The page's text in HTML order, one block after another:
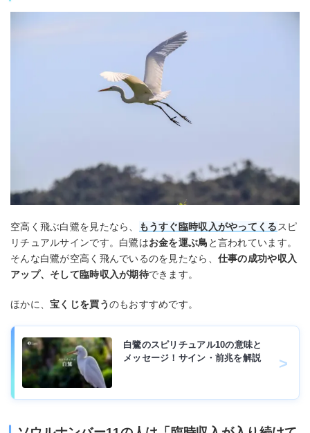
空高く飛ぶ白鷺を見たなら、 もうすぐ臨時収入がやってくる スピ
リチュアルサインです。白鷺はお金を運ぶ鳥 と言われています。
そんな白鷺が空高く飛んでいるのを見たなら、 仕事の成功や収入
アップ、そして臨時収入が期待できます。
ほかに、宝くじを買うのもおすすめです。
白鷺のスピリチュアル10の意味と
メッセージ！サイン・前兆を解説